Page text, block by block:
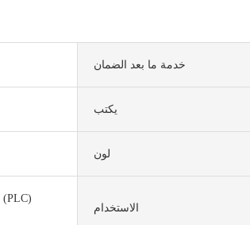
خدمة ما بعد الضمان
يكتب
لون
الاستخدام